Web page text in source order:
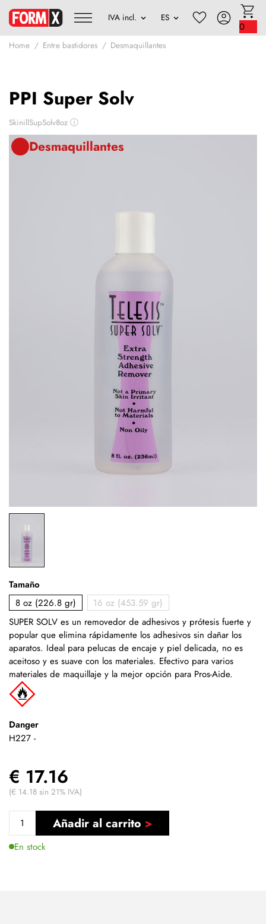
0
Home Entre bastidores Desmaquillantes
PPI Super Solv
SkinillSupSolv8oz ⓘ
Desmaquillantes
Tamaño
8 oz (226.8 gr)
16 oz (453.59 gr)
SUPER SOLV es un removedor de adhesivos y prótesis fuerte y
popular que elimina rápidamente los adhesivos sin dañar los
aparatos. Ideal para pelucas de encaje y piel delicada, no es
aceitoso y es suave con los materiales. Efectivo para varios
materiales de maquillaje y la mejor opción para Pros-Aide.
Danger
H227 -
€ 17.16
(€ 14.18 sin 21% IVA)
Añadir al carrito
En stock